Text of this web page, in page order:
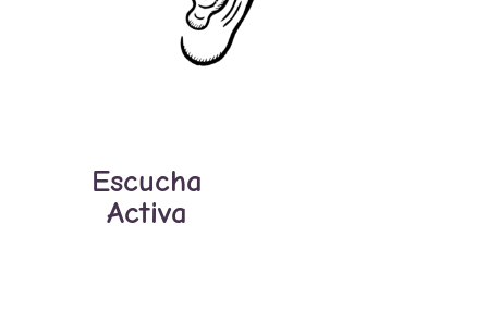
Escucha
Activa